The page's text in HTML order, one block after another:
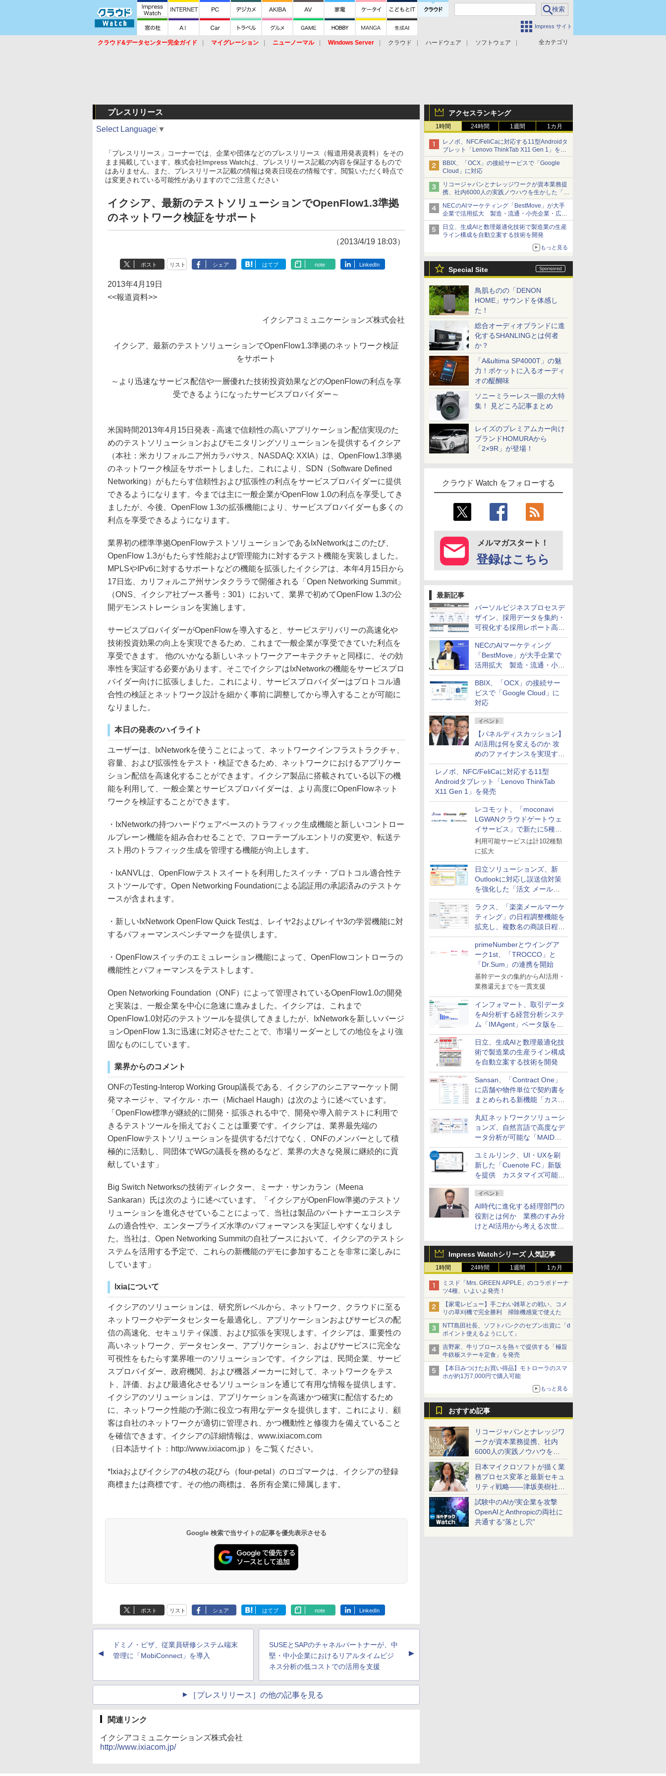
Impress サイト
全カテゴリ
クラウド&データセンター完全ガイド マイグレーション ニューノーマル Windows Server クラウド ハードウェア
ソフトウェア
アクセスランキング
1時間 24時間 1週間 1カ月
レノボ、NFC/FeliCaに対応する11型Androidタ
ブレット「Lenovo ThinkTab X11 Gen 1」を発
売
BBIX、「OCX」の接続サービスで「Google
Cloud」に対応
リコージャパンとナレッジワークが資本業務提
携、社内6000人の実践ノウハウを生かした「AI
商談記録 for RICOH」を展開へ
NECのAIマーケティング「BestMove」が大手
企業で活用拡大 製造・流通・小売企業・広告
代理店などが実装フェーズへ
日立、生成AIと数理最適化技術で製造業の生産
ライン構成を自動立案する技術を開発
もっと見る
Special Site
鳥肌ものの「DENON
HOME」サウンドを体感し
た！
総合オーディオブランドに進
化するSHANLINGとは何者
か？
「A&ultima SP4000T」の魅
力！ポケットに入るオーディ
オの醍醐味
ソニーミラーレス一眼の大特
集！ 見どころ記事まとめ
レイズのプレミアムカー向け
ブランドHOMURAから
「2×9R」が登場！
クラウド Watch をフォローする
メルマガスタート！
登録はこちら
最新記事
パーソルビジネスプロセスデ
ザイン、採用データを集約・
可視化する採用レポート高速
化サービスを提供
NECのAIマーケティング
「BestMove」が大手企業で
活用拡大 製造・流通・小売
企業・広告代理店などが実装
フェーズへ
BBIX、「OCX」の接続サー
ビスで「Google Cloud」に
対応
イベント
【パネルディスカッション】
AI活用は何を変えるのか 攻
めのファイナンスを実現する
業務設計とマインドセット変
革
レノボ、NFC/FeliCaに対応する11型
Androidタブレット「Lenovo ThinkTab
X11 Gen 1」を発売
レコモット、「moconavi
LGWANクラウドゲートウェ
イサービス」で新たに5種類
のサービスと連携開始
利用可能サービスは計102種類
に拡大
日立ソリューションズ、新
Outlookに対応し誤送信対策
を強化した「活文 メール誤
送信防止アドインサービス」
を提供
ラクス、「楽楽メールマーケ
ティング」の日程調整機能を
拡充し、複数名の商談日程調
整を効率化
primeNumberとウイングア
ーク1st、「TROCCO」と
「Dr.Sum」の連携を開始
基幹データの集約からAI活用・
業務還元までを一貫支援
インフォマート、取引データ
をAI分析する経営分析システ
ム「IMAgent」ベータ版を提
供
日立、生成AIと数理最適化技
術で製造業の生産ライン構成
を自動立案する技術を開発
Sansan、「Contract One」
に店舗や物件単位で契約書を
まとめられる新機能「カスタ
ム契約ツリー」を追加
丸紅ネットワークソリューシ
ョンズ、自然言語で高度なデ
ータ分析が可能な「MAIDOA
AI ASSIST」を9月より提供
ユミルリンク、UI・UXを刷
新した「Cuenote FC」新版
を提供 カスタマイズ可能な
ダッシュボード画面を搭載
イベント
AI時代に進化する経理部門の
役割とは何か 業務のすみ分
けとAI活用から考える次世代
Impress Watchシリーズ 人気記事
1時間 24時間 1週間 1カ月
ミスド「Mrs. GREEN APPLE」のコラボドーナ
ツ4種、いよいよ発売！
【家電レビュー】手ごわい雑草との戦い、コメ
リの草刈機で完全勝利 掃除機感覚で使えた
NTT島田社長、ソフトバンクのセブン出資に「d
ポイント使えるようにして」
吉野家、牛リブロースを熱々で提供する「極旨
牛鉄板ステーキ定食」を発売
【本日みつけたお買い得品】モトローラのスマ
ホが約1万7,000円で購入可能
もっと見る
おすすめ記事
リコージャパンとナレッジワ
ークが資本業務提携、社内
6000人の実践ノウハウを生
かした「AI商談記録 for
RICOH」を展開へ
日本マイクロソフトが描く業
務プロセス変革と最新セキュ
リティ戦略――津坂美樹社長
が2027年度戦略を説明
試験中のAIが実企業を攻撃
OpenAIとAnthropicの両社に
共通する“落とし穴”
プレスリリース
Select Language ▼
「プレスリリース」コーナーでは、企業や団体などのプレスリリース（報道用発表資料）をその
まま掲載しています。株式会社Impress Watchは、プレスリリース記載の内容を保証するもので
はありません。また、プレスリリース記載の情報は発表日現在の情報です。閲覧いただく時点で
は変更されている可能性がありますのでご注意ください
イクシア、最新のテストソリューションでOpenFlow1.3準拠
のネットワーク検証をサポート
（2013/4/19 18:03）
ポスト リスト シェア はてブ note LinkedIn
2013年4月19日
<<報道資料>>
イクシアコミュニケーションズ株式会社
イクシア、最新のテストソリューションでOpenFlow1.3準拠のネットワーク検証
をサポート
～より迅速なサービス配信や一層優れた技術投資効果などのOpenFlowの利点を享
受できるようになったサービスプロバイダー～
米国時間2013年4月15日発表 - 高速で信頼性の高いアプリケーション配信実現のた
めのテストソリューションおよびモニタリングソリューションを提供するイクシア
（本社：米カリフォルニア州カラバサス、NASDAQ: XXIA）は、OpenFlow1.3準拠
のネットワーク検証をサポートしました。これにより、SDN（Software Defined
Networking）がもたらす信頼性および拡張性の利点をサービスプロバイダーに提供
できるようになります。今までは主に一般企業がOpenFlow 1.0の利点を享受してき
ましたが、今後、OpenFlow 1.3の拡張機能により、サービスプロバイダーも多くの
利点を享受できるようになります。
業界初の標準準拠OpenFlowテストソリューションであるIxNetworkはこのたび、
OpenFlow 1.3がもたらす性能および管理能力に対するテスト機能を実装しました。
MPLSやIPv6に対するサポートなどの機能を拡張したイクシアは、本年4月15日から
17日迄、カリフォルニア州サンタクララで開催される「Open Networking Summit」
（ONS、イクシア社ブース番号：301）において、業界で初めてOpenFlow 1.3の公
開デモンストレーションを実施します。
サービスプロバイダーがOpenFlowを導入すると、サービスデリバリーの高速化や
技術投資効果の向上を実現できるため、これまで一般企業が享受できていた利点を
享受できます。 他のいかなる新しいネットワークアーキテクチャと同様に、その効
率性を実証する必要があります。そこでイクシアはIxNetworkの機能をサービスプロ
バイダー向けに拡張しました。これにより、サービスプロバイダーはプロトコル適
合性の検証とネットワーク設計を細かく事前に調整してから導入することが可能に
なりました。
本日の発表のハイライト
ユーザーは、IxNetworkを使うことによって、ネットワークインフラストラクチャ、
容量、および拡張性をテスト・検証できるため、ネットワークにおけるアプリケー
ション配信を高速化することができます。イクシア製品に搭載されている以下の機
能を利用して、一般企業とサービスプロバイダーは、より高度にOpenFlowネット
ワークを検証することができます。
・IxNetworkの持つハードウェアベースのトラフィック生成機能と新しいコントロー
ルプレーン機能を組み合わせることで、フローテーブルエントリの変更や、転送テ
スト用のトラフィック生成を管理する機能が向上します。
・IxANVLは、OpenFlowテストスイートを利用したスイッチ・プロトコル適合性テ
ストツールです。Open Networking Foundationによる認証用の承認済みのテストケ
ースが含まれます。
・新しいIxNetwork OpenFlow Quick Testは、レイヤ2およびレイヤ3の学習機能に対
するパフォーマンスベンチマークを提供します。
・OpenFlowスイッチのエミュレーション機能によって、OpenFlowコントローラの
機能性とパフォーマンスをテストします。
Open Networking Foundation（ONF）によって管理されているOpenFlow1.0の開発
と実装は、一般企業を中心に急速に進みました。イクシアは、これまで
OpenFlow1.0対応のテストツールを提供してきましたが、IxNetworkを新しいバージ
ョンOpenFlow 1.3に迅速に対応させたことで、市場リーダーとしての地位をより強
固なものにしています。
業界からのコメント
ONFのTesting-Interop Working Group議長である、イクシアのシニアマーケット開
発マネージャ、マイケル・ホー（Michael Haugh）は次のように述べています。
「OpenFlow標準が継続的に開発・拡張される中で、開発や導入前テストに利用で
きるテストツールを揃えておくことは重要です。イクシアは、業界最先端の
OpenFlowテストソリューションを提供するだけでなく、ONFのメンバーとして積
極的に活動し、同団体でWGの議長を務めるなど、業界の大きな発展に継続的に貢
献しています」
Big Switch Networksの技術ディレクター、ミーナ・サンカラン（Meena
Sankaran）氏は次のように述べています。「イクシアがOpenFlow準拠のテストソ
リューションを進化させていることによって、当社は製品のパートナーエコシステ
ムの適合性や、エンタープライズ水準のパフォーマンスを実証しやすくなりまし
た。当社は、Open Networking Summitの自社ブースにおいて、イクシアのテストシ
ステムを活用する予定で、これらの新機能のデモに参加することを非常に楽しみに
しています」
lxiaについて
イクシアのソリューションは、研究所レベルから、ネットワーク、クラウドに至る
ネットワークやデータセンターを最適化し、アプリケーションおよびサービスの配
信の高速化、セキュリティ保護、および拡張を実現します。イクシアは、重要性の
高いネットワーク、データセンター、アプリケーション、およびサービスに完全な
可視性をもたらす業界唯一のソリューションです。イクシアは、民間企業、サービ
スプロバイダー、政府機関、および機器メーカーに対して、ネットワークをテス
ト、評価、および最適化させるソリューションを通じて有用な情報を提供します。
イクシアのソリューションは、アプリケーションを高速かつ確実に配信するため
に、ネットワーク性能の予測に役立つ有用なデータを提供します。これにより、顧
客は自社のネットワークが適切に管理され、かつ機動性と修復力を備えていること
を確信できます。イクシアの詳細情報は、www.ixiacom.com
（日本語サイト：http://www.ixiacom.jp ）をご覧ください。
*Ixiaおよびイクシアの4枚の花びら（four-petal）のロゴマークは、イクシアの登録
商標または商標です。その他の商標は、各所有企業に帰属します。
Google 検索で当サイトの記事を優先表示させる
ポスト リスト シェア はてブ note LinkedIn
▲
ドミノ・ピザ、従業員研修システム端末
管理に「MobiConnect」を導入
SUSEとSAPのチャネルパートナーが、中
堅・中小企業におけるリアルタイムビジ
ネス分析の低コストでの活用を支援
▲
［プレスリリース］の他の記事を見る
関連リンク
イクシアコミュニケーションズ株式会社
http://www.ixiacom.jp/